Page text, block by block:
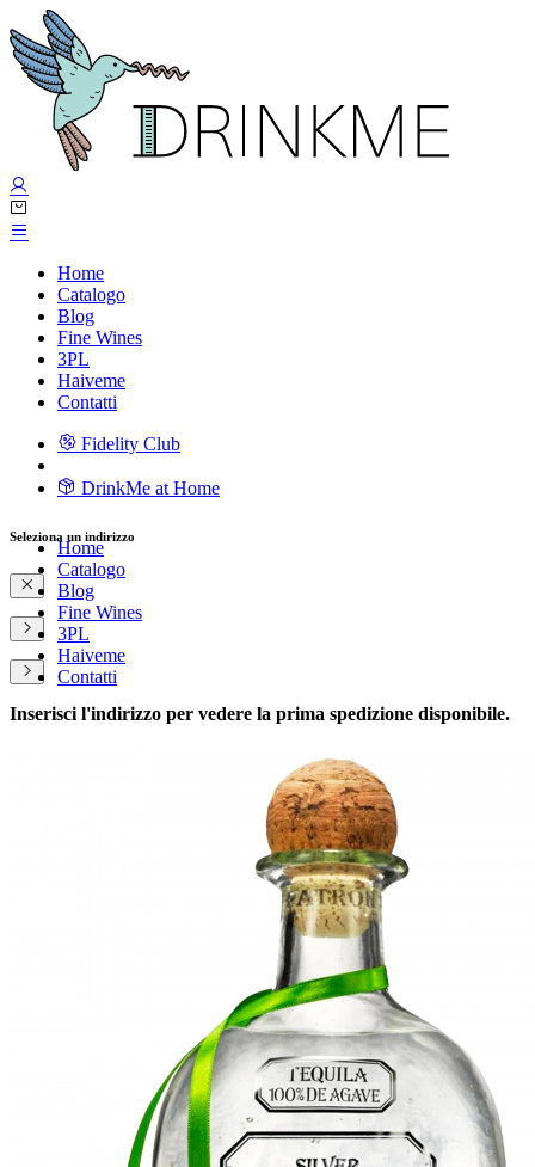
Home
Catalogo
Blog
Fine Wines
3PL
Haiveme
Contatti
Fidelity Club
DrinkMe at Home
Home
Catalogo
Blog
Fine Wines
3PL
Haiveme
Contatti
Seleziona un indirizzo
Inserisci l'indirizzo per vedere la prima spedizione disponibile.